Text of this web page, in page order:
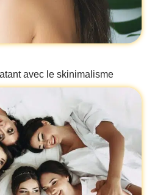
avec le skinimalisme